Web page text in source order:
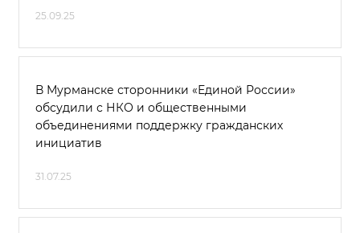
25.09.25
В Мурманске сторонники «Единой России»
обсудили с НКО и общественными
объединениями поддержку гражданских
инициатив
31.07.25